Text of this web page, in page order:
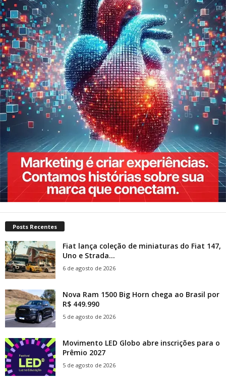
Posts Recentes
Fiat lança coleção de miniaturas do Fiat 147,
Uno e Strada...
6 de agosto de 2026
Nova Ram 1500 Big Horn chega ao Brasil por
R$ 449.990
5 de agosto de 2026
Movimento LED Globo abre inscrições para o
Prêmio 2027
5 de agosto de 2026